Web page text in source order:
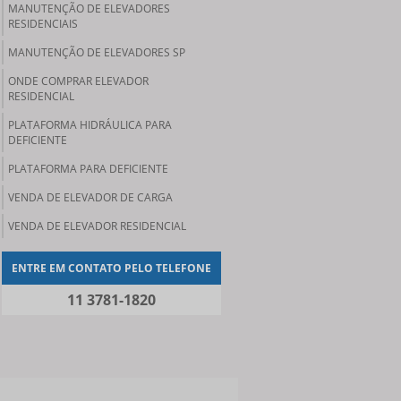
MANUTENÇÃO DE ELEVADORES
RESIDENCIAIS
MANUTENÇÃO DE ELEVADORES SP
ONDE COMPRAR ELEVADOR
RESIDENCIAL
PLATAFORMA HIDRÁULICA PARA
DEFICIENTE
PLATAFORMA PARA DEFICIENTE
VENDA DE ELEVADOR DE CARGA
VENDA DE ELEVADOR RESIDENCIAL
ENTRE EM CONTATO PELO TELEFONE
11 3781-1820